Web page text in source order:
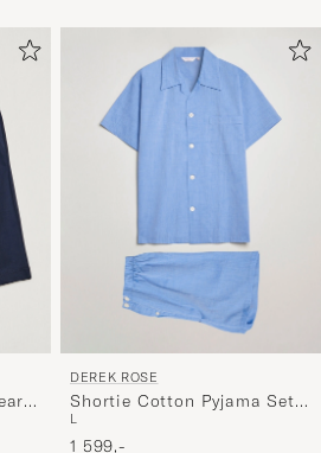
DEREK ROSE
Shortie Cotton Pyjama Set
Blue
L
1 599,-